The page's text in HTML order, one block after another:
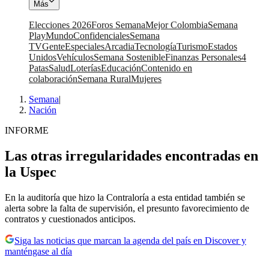
Más
Elecciones 2026Foros SemanaMejor ColombiaSemana
PlayMundoConfidencialesSemana
TVGenteEspecialesArcadiaTecnologíaTurismoEstados
UnidosVehículosSemana SostenibleFinanzas Personales4
PatasSaludLoteríasEducaciónContenido en
colaboraciónSemana RuralMujeres
Semana|
Nación
INFORME
Las otras irregularidades encontradas en
la Uspec
En la auditoría que hizo la Contraloría a esta entidad también se
alerta sobre la falta de supervisión, el presunto favorecimiento de
contratos y cuestionados anticipos.
Siga las noticias que marcan la agenda del país en Discover y
manténgase al día